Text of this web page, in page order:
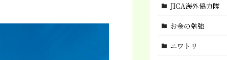
JICA海外協力隊
お金の勉強
ニワトリ